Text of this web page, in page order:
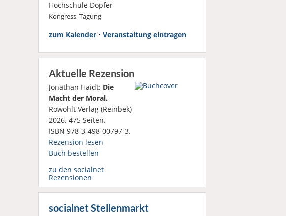
Hochschule Döpfer
Kongress, Tagung
zum Kalender• Veranstaltung eintragen
Aktuelle Rezension
Jonathan Haidt: Die
Macht der Moral.
Rowohlt Verlag (Reinbek)
2026. 475 Seiten.
ISBN 978-3-498-00797-3.
Rezension lesen
Buch bestellen
zu den socialnet
Rezensionen
socialnet Stellenmarkt